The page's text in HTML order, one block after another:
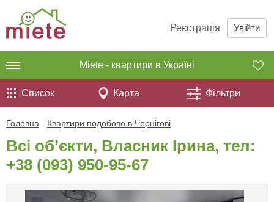
Реєстрація Увійти
Miete - квартири в Україні
Список Карта Фільтри
Головна - Квартири подобово в Чернігові
Всі об’єкти, Власник Ірина, тел:
+38 (093) 950-95-67